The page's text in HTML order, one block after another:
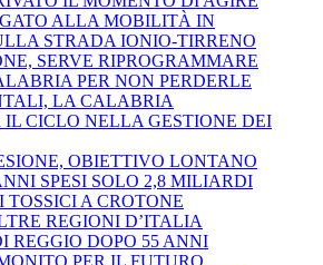
ALLA MOBILITÀ IN
STRADA IONIO-TIRRENO
SERVE RIPROGRAMMARE
PER NON PERDERLE
LA CALABRIA
IL CICLO NELLA GESTIONE DEI
OBIETTIVO LONTANO
SPESI SOLO 2,8 MILIARDI
TOSSICI A CROTONE
REGIONI D’ITALIA
REGGIO DOPO 55 ANNI
PER IL FUTURO